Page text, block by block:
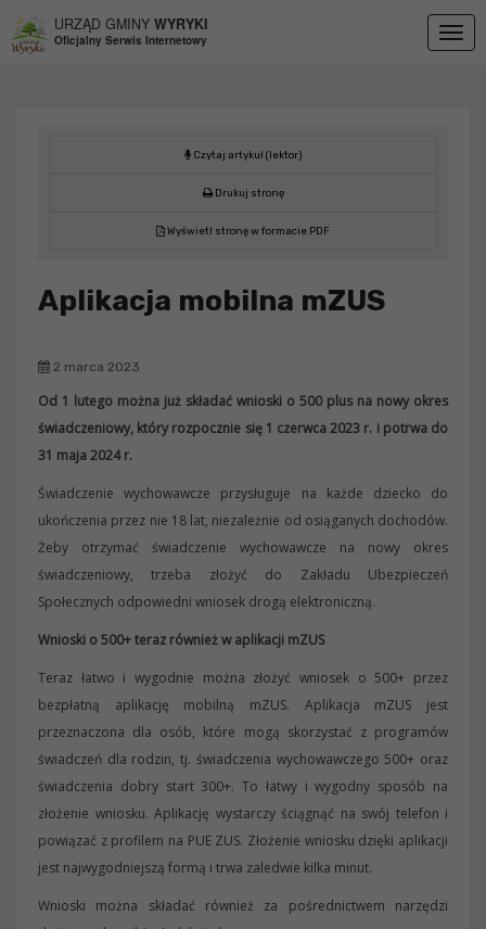
URZĄD GMINY WYRYKI
Oficjalny Serwis Internetowy
Czytaj artykuł (lektor)
Drukuj stronę
Wyświetl stronę w formacie PDF
Aplikacja mobilna mZUS
2 marca 2023
Od 1 lutego można już składać wnioski o 500 plus na nowy okres
świadczeniowy, który rozpocznie się 1 czerwca 2023 r. i potrwa do
31 maja 2024 r.
Świadczenie wychowawcze przysługuje na każde dziecko do
ukończenia przez nie 18 lat, niezależnie od osiąganych dochodów.
Żeby otrzymać świadczenie wychowawcze na nowy okres
świadczeniowy, trzeba złożyć do Zakładu Ubezpieczeń
Społecznych odpowiedni wniosek drogą elektroniczną.
Wnioski o 500+ teraz również w aplikacji mZUS
Teraz łatwo i wygodnie można złożyć wniosek o 500+ przez
bezpłatną aplikację mobilną mZUS. Aplikacja mZUS jest
przeznaczona dla osób, które mogą skorzystać z programów
świadczeń dla rodzin, tj. świadczenia wychowawczego 500+ oraz
świadczenia dobry start 300+. To łatwy i wygodny sposób na
złożenie wniosku. Aplikację wystarczy ściągnąć na swój telefon i
powiązać z profilem na PUE ZUS. Złożenie wniosku dzięki aplikacji
jest najwygodniejszą formą i trwa zaledwie kilka minut.
Wnioski można składać również za pośrednictwem narzędzi